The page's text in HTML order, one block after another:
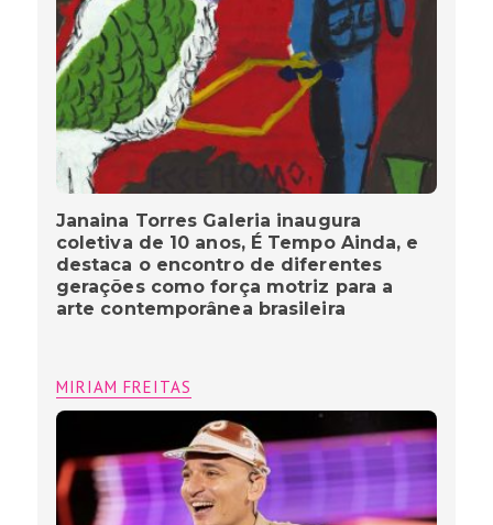
Janaina Torres Galeria inaugura
coletiva de 10 anos, É Tempo Ainda, e
destaca o encontro de diferentes
gerações como força motriz para a
arte contemporânea brasileira
MIRIAM FREITAS